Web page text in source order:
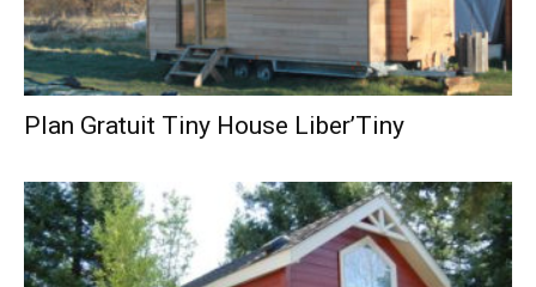
Plan Gratuit Tiny House Liber’Tiny